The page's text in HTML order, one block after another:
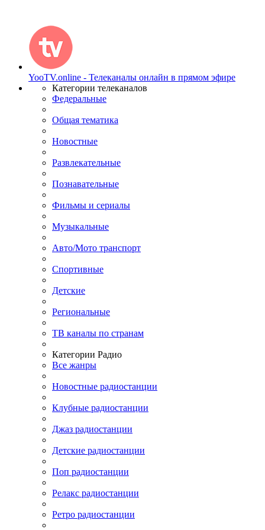
YooTV.online - Телеканалы онлайн в прямом эфире
Категории телеканалов
Федеральные
Общая тематика
Новостные
Развлекательные
Познавательные
Фильмы и сериалы
Музыкальные
Авто/Мото транспорт
Спортивные
Детские
Региональные
ТВ каналы по странам
Категории Радио
Все жанры
Новостные радиостанции
Клубные радиостанции
Джаз радиостанции
Детские радиостанции
Поп радиостанции
Релакс радиостанции
Ретро радиостанции